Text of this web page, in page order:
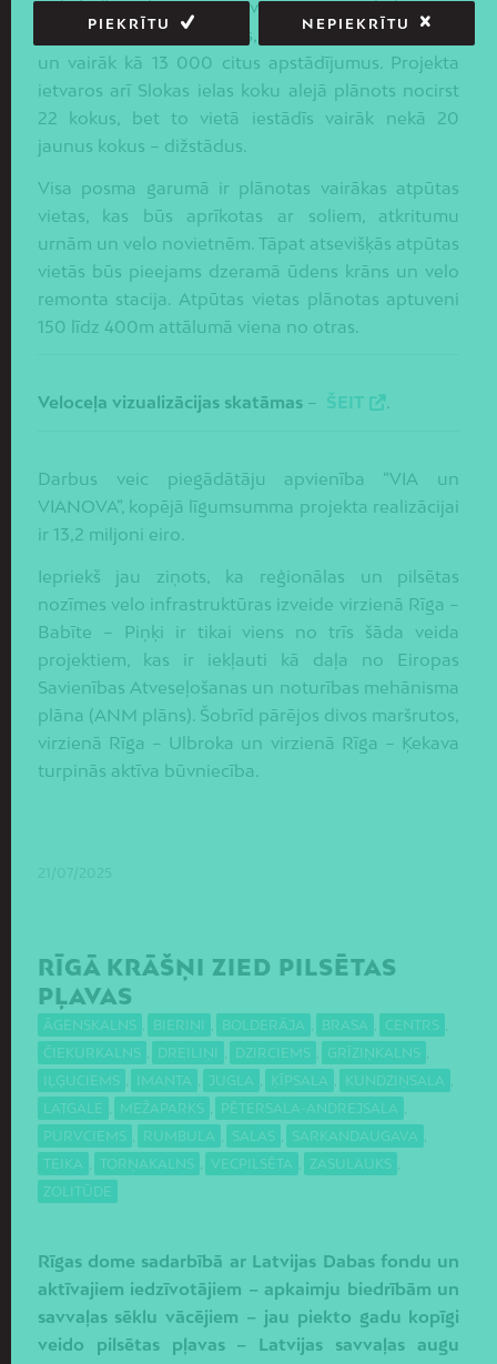
nokaltuši vai bojāti un nevērtīgi. Izcirsto koku vietā
iestādīs 126 jaunus kokus, vairāk kā 3900 krūmus
un vairāk kā 13 000 citus apstādījumus. Projekta
ietvaros arī Slokas ielas koku alejā plānots nocirst
22 kokus, bet to vietā iestādīs vairāk nekā 20
jaunus kokus – dižstādus.
Visa posma garumā ir plānotas vairākas atpūtas
vietas, kas būs aprīkotas ar soliem, atkritumu
urnām un velo novietnēm. Tāpat atsevišķās atpūtas
vietās būs pieejams dzeramā ūdens krāns un velo
remonta stacija. Atpūtas vietas plānotas aptuveni
150 līdz 400m attālumā viena no otras.
Veloceļa vizualizācijas skatāmas– ŠEIT .
Darbus veic piegādātāju apvienība “VIA un
VIANOVA”, kopējā līgumsumma projekta realizācijai
ir 13,2 miljoni eiro.
Iepriekš jau ziņots, ka reģionālas un pilsētas
nozīmes velo infrastruktūras izveide virzienā Rīga –
Babīte – Piņķi ir tikai viens no trīs šāda veida
projektiem, kas ir iekļauti kā daļa no Eiropas
Savienības Atveseļošanas un noturības mehānisma
plāna (ANM plāns). Šobrīd pārējos divos maršrutos,
virzienā Rīga – Ulbroka un virzienā Rīga – Ķekava
turpinās aktīva būvniecība.
RĪGĀ KRĀŠŅI ZIED PILSĒTAS
PĻAVAS
ĀGENSKALNS BIERIŅI BOLDERĀJA BRASA CENTRS
ČIEKURKALNS
DREILIŅI DZIRCIEMS GRĪZIŅKALNS
IĻĢUCIEMS
IMANTA JUGLA ĶĪPSALA KUNDZIŅSALA
LATGALE
MEŽAPARKS PĒTERSALA-ANDREJSALA
PURVCIEMS
RUMBULA SALAS SARKANDAUGAVA
TEIKA
TORŅAKALNS VECPILSĒTA ZASULAUKS
ZOLITŪDE
Rīgas dome sadarbībā ar Latvijas Dabas fondu un
aktīvajiem iedzīvotājiem – apkaimju biedrībām un
savvaļas sēklu vācējiem – jau piekto gadu kopīgi
veido pilsētas pļavas – Latvijas savvaļas augu
PIEKRĪTU NEPIEKRĪTU